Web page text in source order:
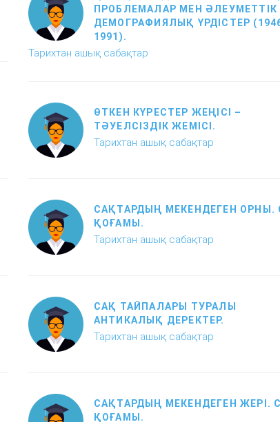
ПРОБЛЕМАЛАР МЕН ӘЛЕУМЕТТІК
ДЕМОГРАФИЯЛЫҚ ҮРДІСТЕР
1991).
Тарихтан ашық сабақтар
ӨТКЕН КҮРЕСТЕР ЖЕҢІСІ –
ТӘУЕЛСІЗДІК ЖЕМІСІ.
Тарихтан ашық сабақтар
САҚТАРДЫҢ МЕКЕНДЕГЕН ОРНЫ.
ҚОҒАМЫ.
Тарихтан ашық сабақтар
САҚ ТАЙПАЛАРЫ ТУРАЛЫ
АНТИКАЛЫҚ ДЕРЕКТЕР.
Тарихтан ашық сабақтар
САҚТАРДЫҢ МЕКЕНДЕГЕН ЖЕРІ.
ҚОҒАМЫ.